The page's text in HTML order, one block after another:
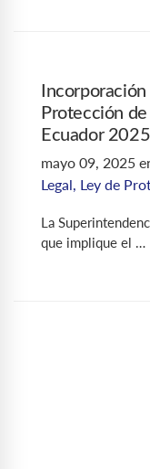
Protección de
Ecuador 2025
mayo 09, 2025
Legal, Ley de
La
que implique el …